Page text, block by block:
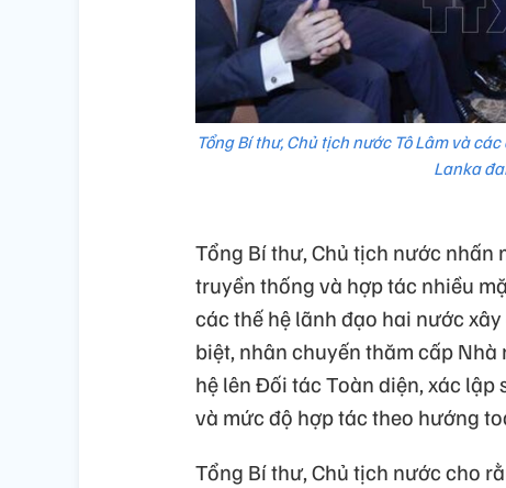
Tổng Bí thư, Chủ tịch nước Tô Lâm và
Lanka
Tổng Bí thư, Chủ tịch nước
truyền thống và hợp tác nhiều
các thế hệ lãnh đạo hai nước
biệt, nhân chuyến thăm cấp
hệ lên Đối tác Toàn diện, xác
và mức độ hợp tác theo hướng
Tổng Bí thư, Chủ tịch nước cho